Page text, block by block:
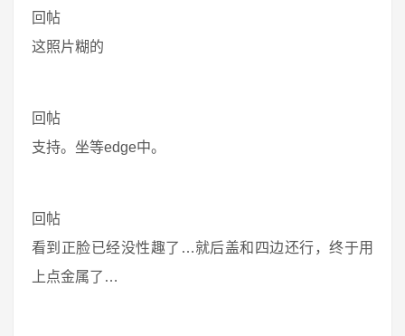
回帖
这照片糊的
回帖
支持。坐等edge中。
回帖
看到正脸已经没性趣了…就后盖和四边还行，终于用
上点金属了…